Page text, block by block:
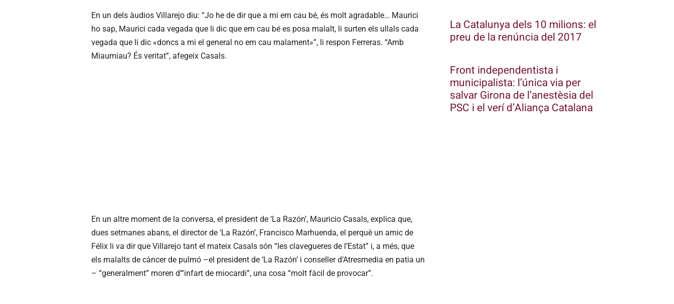
En un dels àudios Villarejo diu: “Jo he de dir que a mi em cau bé, és molt agradable… Maurici
ho sap, Maurici cada vegada que li dic que em cau bé es posa malalt, li surten els ullals cada
vegada que li dic «doncs a mi el general no em cau malament»”, li respon Ferreras. “Amb
Miaumiau? És veritat”, afegeix Casals.
En un altre moment de la conversa, el president de ‘La Razón’, Mauricio Casals, explica que,
dues setmanes abans, el director de ‘La Razón’, Francisco Marhuenda, el perquè un amic de
Félix li va dir que Villarejo tant el mateix Casals són “les clavegueres de l’Estat” i, a més, que
els malalts de càncer de pulmó –el president de ‘La Razón’ i conseller d’Atresmedia en patia un
– “generalment” moren d’“infart de miocardi”, una cosa “molt fàcil de provocar”.
La Catalunya dels 10 milions: el
preu de la renúncia del 2017
Front independentista i
municipalista: l’única via per
salvar Girona de l’anestèsia del
PSC i el verí d’Aliança Catalana